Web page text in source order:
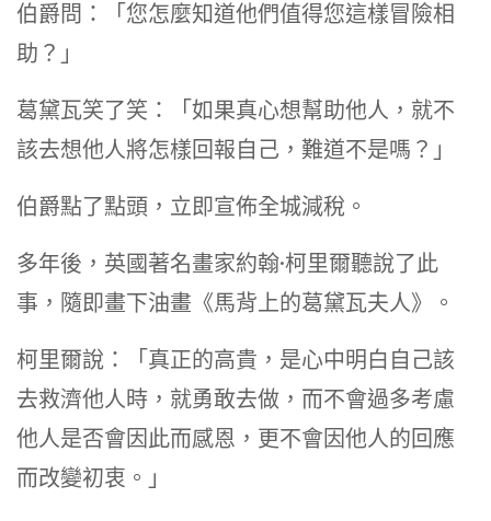
伯爵問：「您怎麼知道他們值得您這樣冒險相
助？」
葛黛瓦笑了笑：「如果真心想幫助他人，就不
該去想他人將怎樣回報自己，難道不是嗎？」
伯爵點了點頭，立即宣佈全城減稅。
多年後，英國著名畫家約翰·柯里爾聽說了此
事，隨即畫下油畫《馬背上的葛黛瓦夫人》。
柯里爾說：「真正的高貴，是心中明白自己該
去救濟他人時，就勇敢去做，而不會過多考慮
他人是否會因此而感恩，更不會因他人的回應
而改變初衷。」